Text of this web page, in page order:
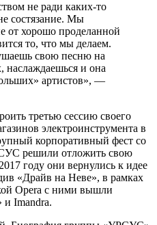
не ради каких-то
состязание. Мы
от хорошо проделанной
то, что мы делаем.
свою песню на
наслаждаешься и она
артистов», —
третью сессию своего
электроинструмента в
корпоративный фест со
решили отложить свою
году они вернулись к идее
«Драйв на Неве», в рамках
Opera с ними вышли
и Imandra.